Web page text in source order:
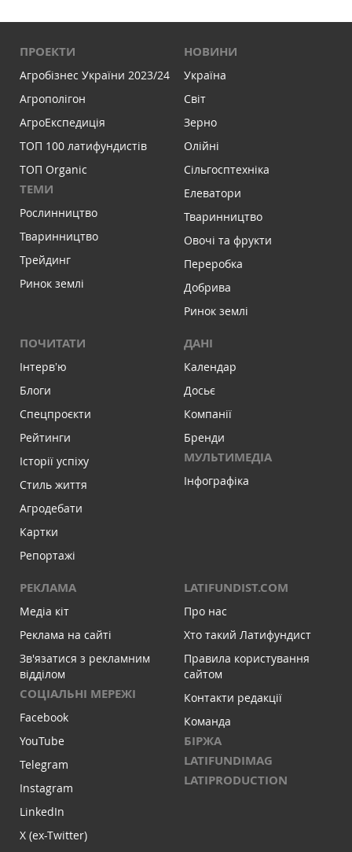
ПРОЕКТИ
Агробізнес України 2023/24
Агрополігон
АгроЕкспедиція
ТОП 100 латифундистів
ТОП Organic
ТЕМИ
Рослинництво
Тваринництво
Трейдинг
Ринок землі
НОВИНИ
Україна
Світ
Зерно
Олійні
Сільгосптехніка
Елеватори
Тваринництво
Овочі та фрукти
Переробка
Добрива
Ринок землі
ПОЧИТАТИ
Інтервʼю
Блоги
Спецпроєкти
Рейтинги
Історії успіху
Стиль життя
Агродебати
Картки
Репортажі
ДАНІ
Календар
Досьє
Компанії
Бренди
МУЛЬТИМЕДІА
Інфографіка
РЕКЛАМА
Медіа кіт
Реклама на сайті
Зв'язатися з рекламним
відділом
СОЦІАЛЬНІ МЕРЕЖІ
Facebook
YouTube
Telegram
Instagram
LinkedIn
X (ex-Twitter)
LATIFUNDIST.COM
Про нас
Хто такий Латифундист
Правила користування
сайтом
Контакти редакції
Команда
БІРЖА
LATIFUNDIMAG
LATIPRODUCTION